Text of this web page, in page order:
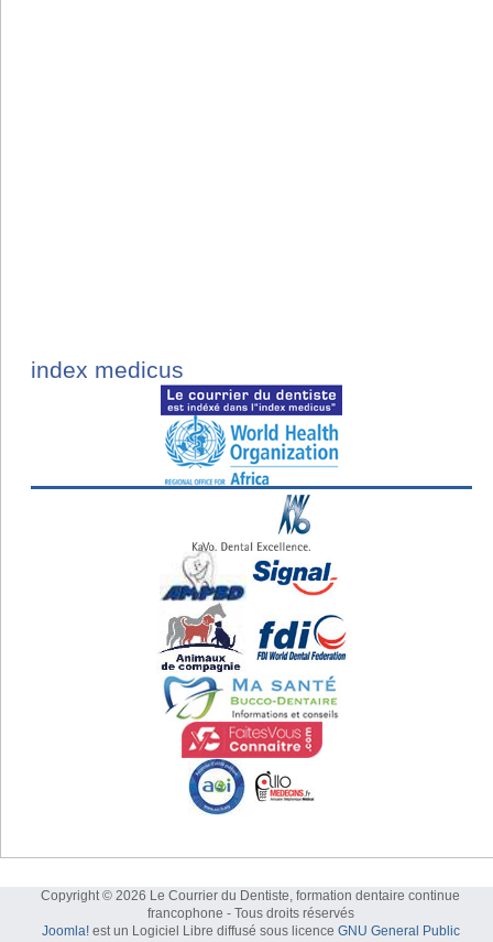
index medicus
Copyright © 2026 Le Courrier du Dentiste, formation dentaire continue
francophone - Tous droits réservés
Joomla!est un Logiciel Libre diffusé sous licence GNU General Public